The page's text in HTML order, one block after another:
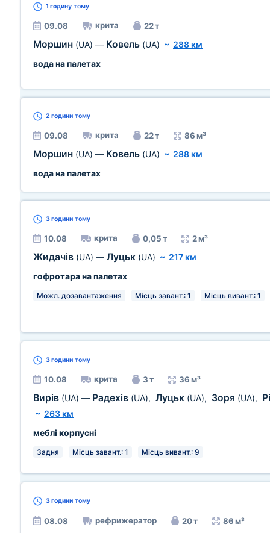
1 годину тому
09.08 крита 22 т
Моршин (UA) — Ковель (UA) ~ 288 км
вода на палетах
2 години тому
09.08 крита 22 т 86 м³
Моршин (UA) — Ковель (UA) ~ 288 км
вода на палетах
3 години тому
10.08 крита 0,05 т 2 м³
Жидачів (UA) — Луцьк (UA) ~ 217 км
гофротара на палетах
Можл. дозавантаження Місць завант.: 1 Місць вивант.: 1
3 години тому
10.08 крита 3 т 36 м³
Вирів (UA) — Радехів (UA), Луцьк (UA), Зоря (UA),
~ 263 км
меблі корпусні
Задня Місць завант.: 1 Місць вивант.: 9
3 години тому
08.08 рефрижератор 20 т 86 м³